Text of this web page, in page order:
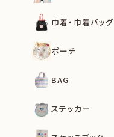
巾着・巾着バッグ
ポーチ
BAG
ステッカー